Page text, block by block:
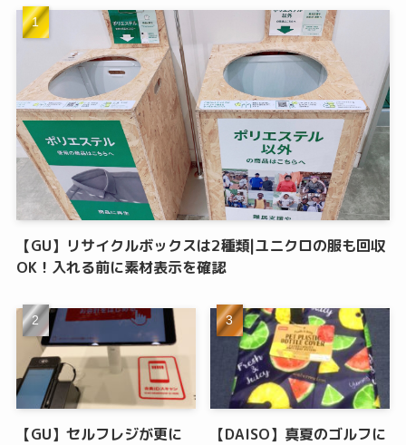
【GU】リサイクルボックスは2種類|ユニクロの服も回収
OK！入れる前に素材表示を確認
【GU】セルフレジが更に
【DAISO】真夏のゴルフに